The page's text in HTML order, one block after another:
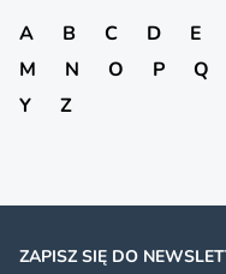
A B C D E
M
N O P Q
Y
Z
ZAPISZ SIĘ DO